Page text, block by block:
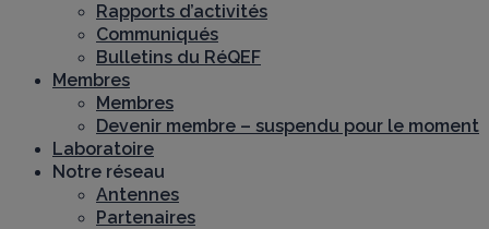
Rapports d’activités
Communiqués
Bulletins du RéQEF
Membres
Membres
Devenir membre – suspendu pour le moment
Laboratoire
Notre réseau
Antennes
Partenaires